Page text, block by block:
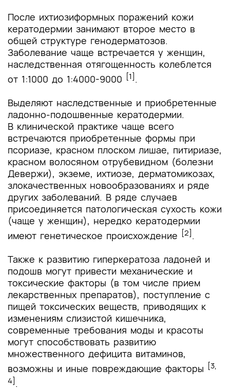
После ихтиозиформных поражений кожи
кератодермии занимают второе место в
общей структуре генодерматозов.
Заболевание чаще встречается у женщин,
наследственная отягощенность колеблется
от 1:1000 до 1:4000-9000 [1].
Выделяют наследственные и приобретенные
ладонно-подошвенные кератодермии.
В клинической практике чаще всего
встречаются приобретенные формы при
псориазе, красном плоском лишае, питириазе,
красном волосяном отрубевидном (болезни
Девержи), экземе, ихтиозе, дерматомикозах,
злокачественных новообразованиях и ряде
других заболеваний. В ряде случаев
присоединяется патологическая сухость кожи
(чаще у женщин), нередко кератодермии
имеют генетическое происхождение [2].
Также к развитию гиперкератоза ладоней и
подошв могут привести механические и
токсические факторы (в том числе прием
лекарственных препаратов), поступление с
пищей токсических веществ, приводящих к
изменениям слизистой кишечника,
современные требования моды и красоты
могут способствовать развитию
множественного дефицита витаминов,
возможны и иные повреждающие факторы [3,
4].